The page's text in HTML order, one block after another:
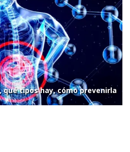
tipos hay, cómo prevenirla